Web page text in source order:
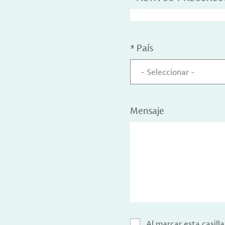
* País
- Seleccionar -
Mensaje